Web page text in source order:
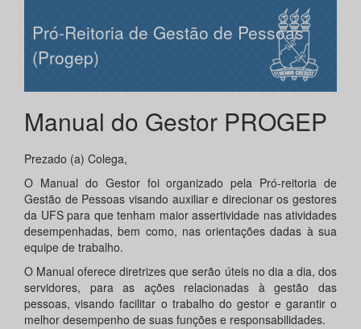
Pró-Reitoria de Gestão de Pessoas
(Progep)
Manual do Gestor PROGEP
Prezado (a) Colega,
O Manual do Gestor foi organizado pela Pró-reitoria de
Gestão de Pessoas visando auxiliar e direcionar os gestores
da UFS para que tenham maior assertividade nas atividades
desempenhadas, bem como, nas orientações dadas à sua
equipe de trabalho.
O Manual oferece diretrizes que serão úteis no dia a dia, dos
servidores, para as ações relacionadas à gestão das
pessoas, visando facilitar o trabalho do gestor e garantir o
melhor desempenho de suas funções e responsabilidades.